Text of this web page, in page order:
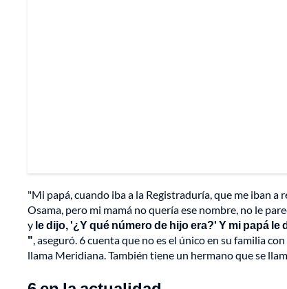
"Mi papá, cuando iba a la Registraduría, que me iban
Osama, pero mi mamá no quería ese nombre, no le
y le dijo, '¿Y qué número de hijo era?' Y mi papá
", aseguró. 6 cuenta que no es el único en su familia
llama Meridiana. También tiene un hermano que se